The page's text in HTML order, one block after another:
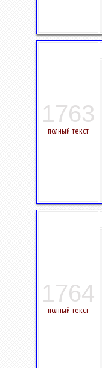
1763
полный текст
1764
полный текст